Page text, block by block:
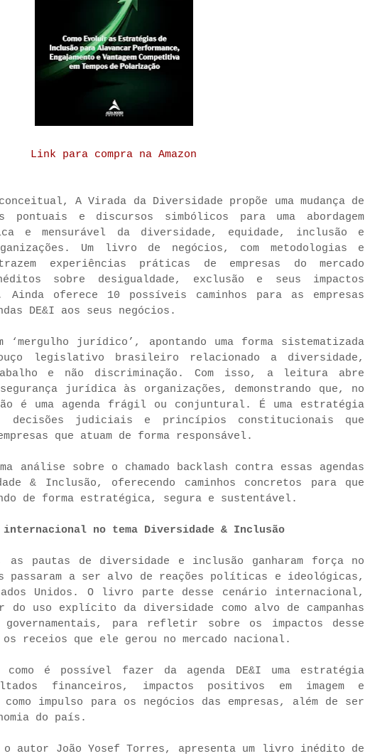
Link para compra na Amazon
A Virada da Diversidade propõe uma mudança de
pontuais e discursos simbólicos para uma abordagem
e mensurável da diversidade, equidade, inclusão e
Um livro de negócios, com metodologias e
experiências práticas de empresas do mercado
sobre desigualdade, exclusão e seus impactos
Ainda oferece 10 possíveis caminhos para as empresas
DE&I aos seus negócios.
‘mergulho jurídico’, apontando uma forma sistematizada
legislativo brasileiro relacionado a diversidade,
e não discriminação. Com isso, a leitura abre
jurídica às organizações, demonstrando que, no
é uma agenda frágil ou conjuntural. É uma estratégia
decisões judiciais e princípios constitucionais que
que atuam de forma responsável.
análise sobre o chamado backlash contra essas agendas
& Inclusão, oferecendo caminhos concretos para que
de forma estratégica, segura e sustentável.
internacional no tema Diversidade & Inclusão
as pautas de diversidade e inclusão ganharam força no
passaram a ser alvo de reações políticas e ideológicas,
Unidos. O livro parte desse cenário internacional,
uso explícito da diversidade como alvo de campanhas
para refletir sobre os impactos desse
receios que ele gerou no mercado nacional.
como é possível fazer da agenda DE&I uma estratégia
financeiros, impactos positivos em imagem e
impulso para os negócios das empresas, além de ser
do país.
o autor João Yosef Torres, apresenta um livro inédito de